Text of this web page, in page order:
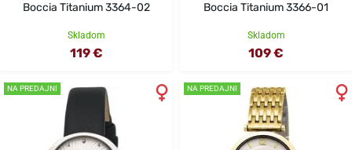
Boccia Titanium 3364-02
Skladom
119 €
Boccia Titanium 3366-01
Skladom
109 €
NA PREDAJNI NA PREDAJNI